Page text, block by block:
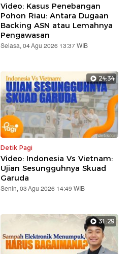
Video: Kasus Penebangan
Pohon Riau: Antara Dugaan
Backing ASN atau Lemahnya
Pengawasan
Selasa, 04 Agu 2026 13:37 WIB
24:34
Detik Pagi
Video: Indonesia Vs Vietnam:
Ujian Sesungguhnya Skuad
Garuda
Senin, 03 Agu 2026 14:49 WIB
31:29